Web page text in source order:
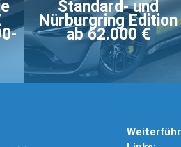
Standard- und
Nürburgring Edition
ab 62.000 €